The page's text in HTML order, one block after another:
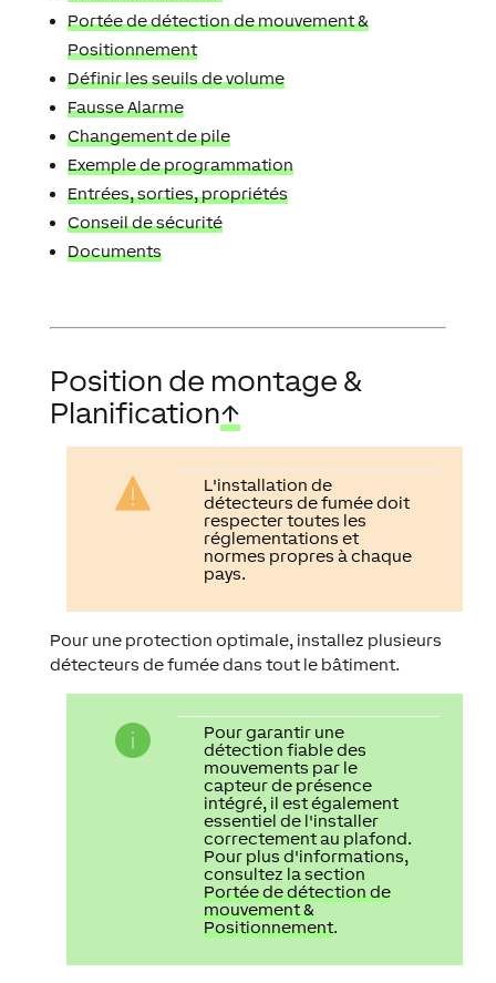
Portée de détection de mouvement &
Positionnement
Définir les seuils de volume
Fausse Alarme
Changement de pile
Exemple de programmation
Entrées, sorties, propriétés
Conseil de sécurité
Documents
Position de montage &
Planification↑
L'installation de
détecteurs de fumée doit
respecter toutes les
réglementations et
normes propres à chaque
pays.
Pour une protection optimale, installez plusieurs
détecteurs de fumée dans tout le bâtiment.
Pour garantir une
détection fiable des
mouvements par le
capteur de présence
intégré, il est également
essentiel de l'installer
correctement au plafond.
Pour plus d'informations,
consultez la section
Portée de détection de
mouvement &
Positionnement.